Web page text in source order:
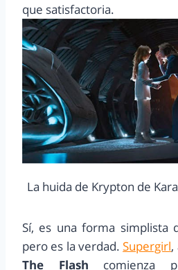
que satisfactoria.
La huida de Krypton de
Sí, es una forma simplista
pero es la verdad. Supergirl,
The Flash comienza